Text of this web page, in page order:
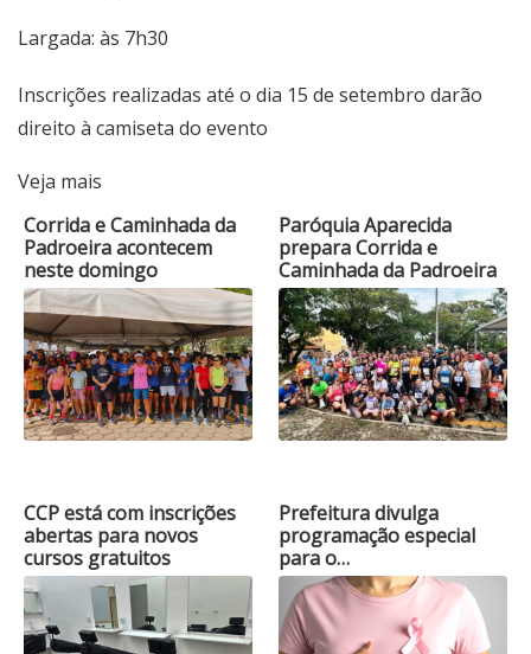
Largada: às 7h30
Inscrições realizadas até o dia 15 de setembro darão
direito à camiseta do evento
Veja mais
Corrida e Caminhada da
Padroeira acontecem
neste domingo
Paróquia Aparecida
prepara Corrida e
Caminhada da Padroeira
CCP está com inscrições
abertas para novos
cursos gratuitos
Prefeitura divulga
programação especial
para o…